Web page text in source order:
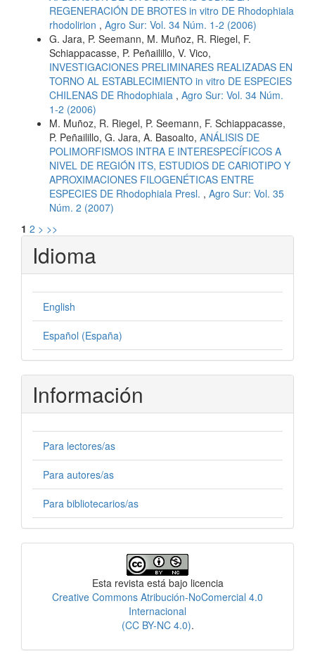
REGENERACIÓN DE BROTES in vitro DE Rhodophiala
rhodolirion , Agro Sur: Vol. 34 Núm. 1-2 (2006)
G. Jara, P. Seemann, M. Muñoz, R. Riegel, F.
Schiappacasse, P. Peñailillo, V. Vico,
INVESTIGACIONES PRELIMINARES REALIZADAS EN
TORNO AL ESTABLECIMIENTO in vitro DE ESPECIES
CHILENAS DE Rhodophiala , Agro Sur: Vol. 34 Núm.
1-2 (2006)
M. Muñoz, R. Riegel, P. Seemann, F. Schiappacasse,
P. Peñailillo, G. Jara, A. Basoalto, ANÁLISIS DE
POLIMORFISMOS INTRA E INTERESPECÍFICOS A
NIVEL DE REGIÓN ITS, ESTUDIOS DE CARIOTIPO Y
APROXIMACIONES FILOGENÉTICAS ENTRE
ESPECIES DE Rhodophiala Presl. , Agro Sur: Vol. 35
Núm. 2 (2007)
1 2 > >>
Idioma
English
Español (España)
Información
Para lectores/as
Para autores/as
Para bibliotecarios/as
Esta revista está bajo licencia
Creative Commons Atribución-NoComercial 4.0
Internacional
(CC BY-NC 4.0).